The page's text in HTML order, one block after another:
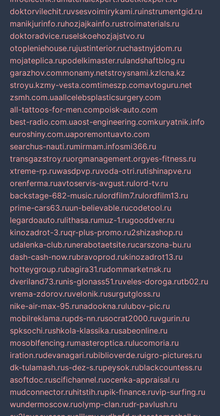
doktorvilechit.ruvsesvoimirykami.ruinstrumentgid.ru
manikjurinfo.ruhozjajkainfo.rustroimaterials.ru
doktoradvice.ruselskoehozjajstvo.ru
otopleniehouse.rujustinterior.ruchastnyjdom.ru
mojateplica.rupodelkimaster.rulandshaftblog.ru
garazhov.commonamy.netstroysnami.kzlcna.kz
stroyu.kzmy-vesta.comtimeszp.comavtoguru.net
zsmh.com.uaallcelebsplasticsurgery.com
all-tattoos-for-men.compoisk-auto.com
best-radio.com.uaost-engineering.comkuryatnik.info
euroshiny.com.uaporemontuavto.com
searchus-nauti.rumirmam.infosmi366.ru
transgazstroy.ruorgmanagement.orgyes-fitness.ru
xtreme-rp.ruwasdpvp.ruvoda-otri.rutishinapve.ru
orenferma.ruavtoservis-avgust.rulord-tv.ru
backstage-682-music.rulordfilm7.rulordfilm13.ru
prime-cars63.ruun-believable.rucodetool.ru
legardoauto.rulithasa.rumuz-1.rugooddver.ru
kinozadrot-3.ruqr-plus-promo.ru2shizashop.ru
udalenka-club.runerabotaetsite.rucarszona-bu.ru
dash-cash-now.rubravoprod.rukinozadrot13.ru
hotteygroup.rubagira31.rudommarketnsk.ru
dveriland73.runis-glonass51.ruveles-doroga.rutb02.ru
vrema-zdorov.ruvelonik.rusurgutgloss.ru
nike-air-max-95.runadookna.rulubov-pic.ru
mobilreklama.rupds-nn.rusocrat2000.ruvgurin.ru
spksochi.rushkola-klassika.rusabeonline.ru
mosoblfencing.rumasteroptica.rulucomoria.ru
iration.rudevanagari.rubiblioverde.ruigro-pictures.ru
dk-tulamash.rus-dez-s.rupeysok.rublackcountess.ru
asoftdoc.ruscifichannel.ruocenka-appraisal.ru
mudconnector.ruhitstih.rupik-finance.ruvip-surfing.ru
wundermoscow.ruolymp-clan.rudr-pavlush.ru